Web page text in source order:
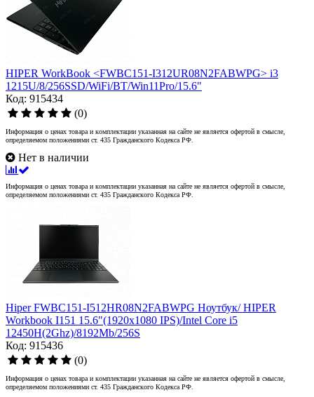
HIPER WorkBook <FWBC151-I312UR08N2FABWPG> i3
1215U/8/256SSD/WiFi/BT/Win11Pro/15.6"
Код: 915434
(0)
Информация о ценах товара и комплектации указанная на сайте не является офертой в смысле,
определяемом положениями ст. 435 Гражданского Кодекса РФ.
Нет в наличии
Информация о ценах товара и комплектации указанная на сайте не является офертой в смысле,
определяемом положениями ст. 435 Гражданского Кодекса РФ.
Hiper FWBC151-I512HR08N2FABWPG Ноутбук/ HIPER
Workbook I151 15.6"(1920x1080 IPS)/Intel Core i5
12450H(2Ghz)/8192Mb/256S
Код: 915436
(0)
Информация о ценах товара и комплектации указанная на сайте не является офертой в смысле,
определяемом положениями ст. 435 Гражданского Кодекса РФ.